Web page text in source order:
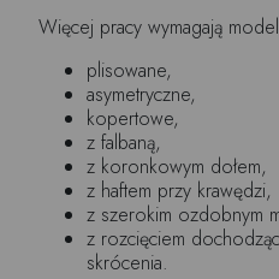
Więcej pracy wymagają
plisowane,
asymetryczne,
kopertowe,
z falbaną,
z koronkowym dołem,
z haftem przy krawędzi,
z szerokim ozdobnym
z rozcięciem
skrócenia.